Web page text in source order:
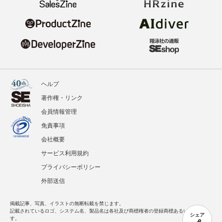
シェア
ヘルプ
著作権・リンク
会員情報管理
免責事項
会社概要
サービス利用規約
プライバシーポリシー
外部送信
掲載記事、写真、イラストの無断転載を禁じます。
記載されているロゴ、システム名、製品名は各社及び商標権者の登録商標あるいは商標で
す。